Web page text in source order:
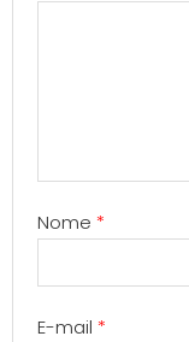
Nome *
E-mail *